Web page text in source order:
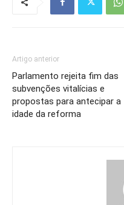
Artigo anterior
Parlamento rejeita fim das
subvenções vitalícias e
propostas para antecipar a
idade da reforma